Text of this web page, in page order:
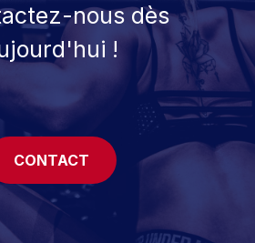
nous dès
!
CONTACT